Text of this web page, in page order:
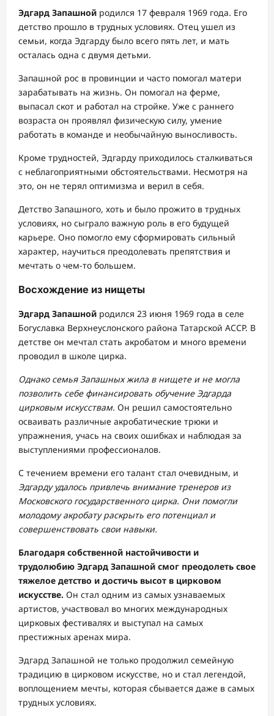
Эдгард Запашной родился 17 февраля 1969 года. Его
детство прошло в трудных условиях. Отец ушел из
семьи, когда Эдгарду было всего пять лет, и мать
осталась одна с двумя детьми.
Запашной рос в провинции и часто помогал матери
зарабатывать на жизнь. Он помогал на ферме,
выпасал скот и работал на стройке. Уже с раннего
возраста он проявлял физическую силу, умение
работать в команде и необычайную выносливость.
Кроме трудностей, Эдгарду приходилось сталкиваться
с неблагоприятными обстоятельствами. Несмотря на
это, он не терял оптимизма и верил в себя.
Детство Запашного, хоть и было прожито в трудных
условиях, но сыграло важную роль в его будущей
карьере. Оно помогло ему сформировать сильный
характер, научиться преодолевать препятствия и
мечтать о чем-то большем.
Восхождение из нищеты
Эдгард Запашной родился 23 июня 1969 года в селе
Богуславка Верхнеуслонского района Татарской АССР. В
детстве он мечтал стать акробатом и много времени
проводил в школе цирка.
Однако семья Запашных жила в нищете и не могла
позволить себе финансировать обучение Эдгарда
цирковым искусствам. Он решил самостоятельно
осваивать различные акробатические трюки и
упражнения, учась на своих ошибках и наблюдая за
выступлениями профессионалов.
С течением времени его талант стал очевидным, и
Эдгарду удалось привлечь внимание тренеров из
Московского государственного цирка. Они помогли
молодому акробату раскрыть его потенциал и
совершенствовать свои навыки.
Благодаря собственной настойчивости и
трудолюбию Эдгард Запашной смог преодолеть свое
тяжелое детство и достичь высот в цирковом
искусстве. Он стал одним из самых узнаваемых
артистов, участвовал во многих международных
цирковых фестивалях и выступал на самых
престижных аренах мира.
Эдгард Запашной не только продолжил семейную
традицию в цирковом искусстве, но и стал легендой,
воплощением мечты, которая сбывается даже в самых
трудных условиях.